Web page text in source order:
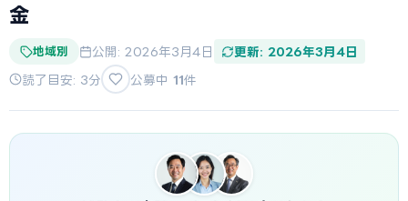
金
地域別 公開: 2026年3月4日 更新: 2026年3月4日
読了目安: 3分 公募中 11件